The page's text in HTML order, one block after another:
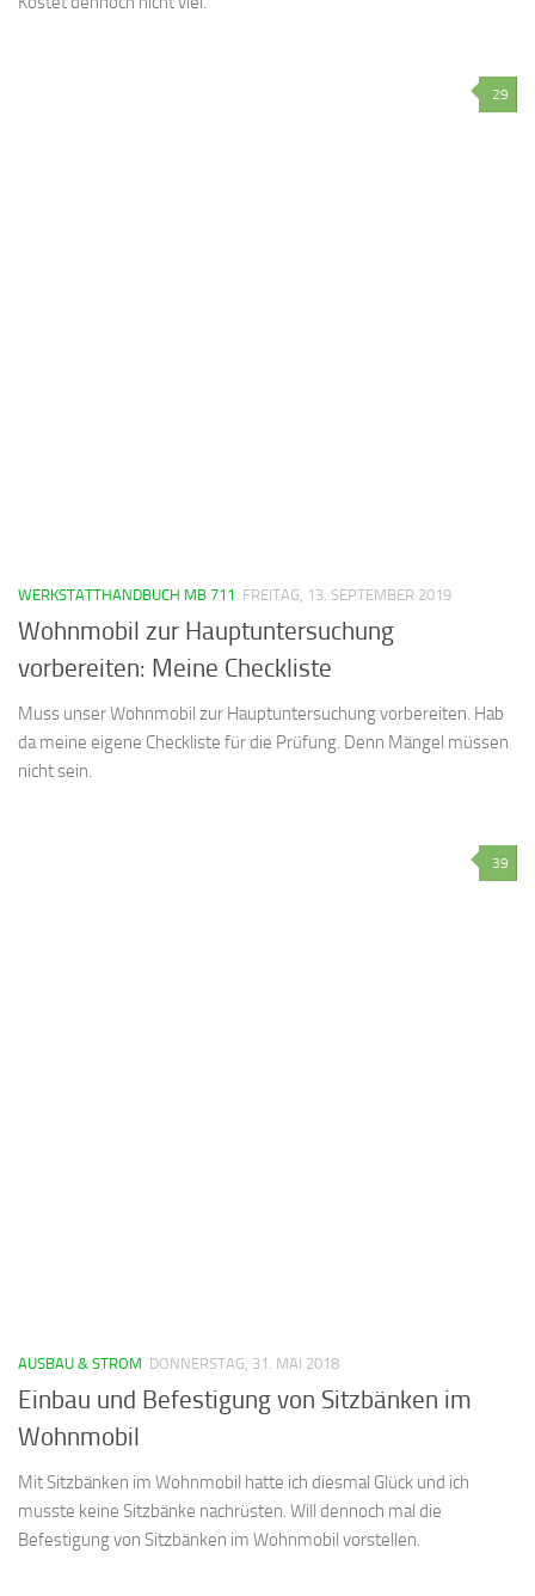
29
WERKSTATTHANDBUCH MB 711 FREITAG, 13. SEPTEMBER 2019
Wohnmobil zur Hauptuntersuchung
vorbereiten: Meine Checkliste
Muss unser Wohnmobil zur Hauptuntersuchung vorbereiten. Hab
da meine eigene Checkliste für die Prüfung. Denn Mängel müssen
nicht sein.
39
AUSBAU & STROM DONNERSTAG, 31. MAI 2018
Einbau und Befestigung von Sitzbänken im
Wohnmobil
Mit Sitzbänken im Wohnmobil hatte ich diesmal Glück und ich
musste keine Sitzbänke nachrüsten. Will dennoch mal die
Befestigung von Sitzbänken im Wohnmobil vorstellen.